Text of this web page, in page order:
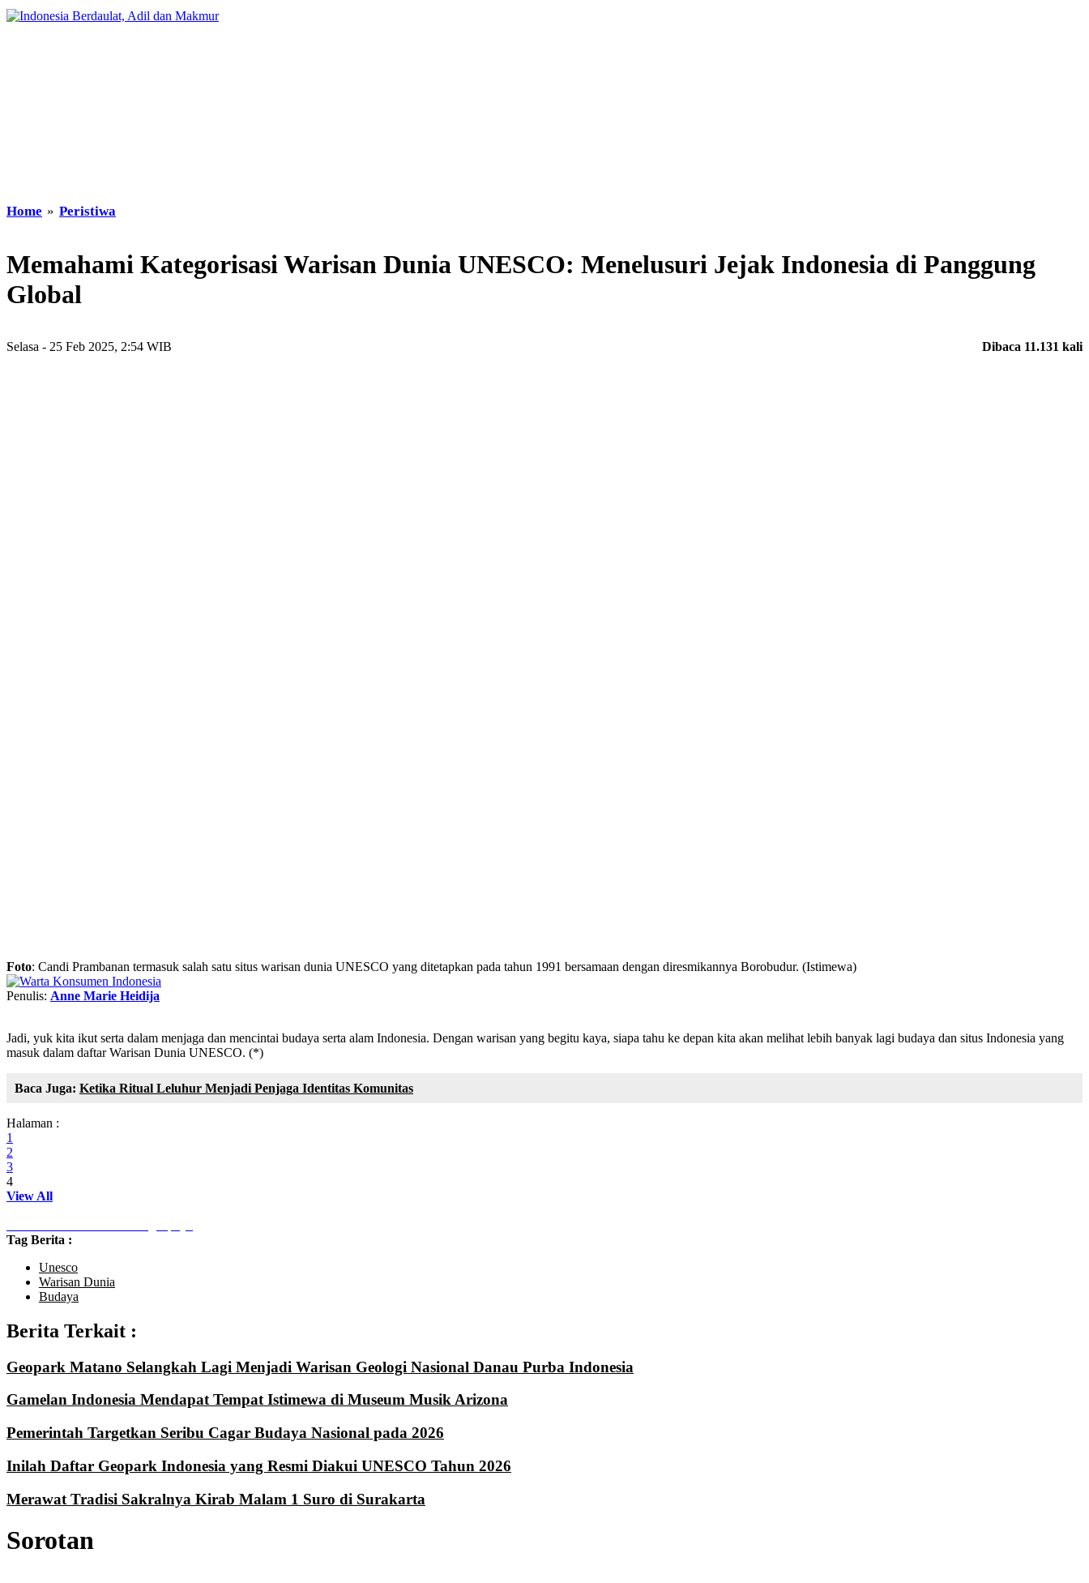
Home » Peristiwa
Memahami Kategorisasi Warisan Dunia UNESCO: Menelusuri Jejak Indonesia di Panggung
Global
Selasa - 25 Feb 2025, 2:54 WIB Dibaca 11.131 kali
Foto: Candi Prambanan termasuk salah satu situs warisan dunia UNESCO yang ditetapkan pada tahun 1991 bersamaan dengan diresmikannya Borobudur. (Istimewa)
Penulis: Anne Marie Heidija
Jadi, yuk kita ikut serta dalam menjaga dan mencintai budaya serta alam Indonesia. Dengan warisan yang begitu kaya, siapa tahu ke depan kita akan melihat lebih banyak lagi budaya dan situs Indonesia yang
masuk dalam daftar Warisan Dunia UNESCO. (*)
Baca Juga: Ketika Ritual Leluhur Menjadi Penjaga Identitas Komunitas
Halaman :
1
2
3
4
View All
Tag Berita :
Unesco
Warisan Dunia
Budaya
Berita Terkait :
Geopark Matano Selangkah Lagi Menjadi Warisan Geologi Nasional Danau Purba Indonesia
Gamelan Indonesia Mendapat Tempat Istimewa di Museum Musik Arizona
Pemerintah Targetkan Seribu Cagar Budaya Nasional pada 2026
Inilah Daftar Geopark Indonesia yang Resmi Diakui UNESCO Tahun 2026
Merawat Tradisi Sakralnya Kirab Malam 1 Suro di Surakarta
Sorotan